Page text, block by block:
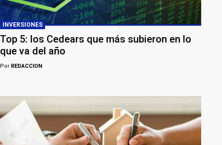
INVERSIONES
Top 5: los Cedears que más subieron en lo
que va del año
Por REDACCION